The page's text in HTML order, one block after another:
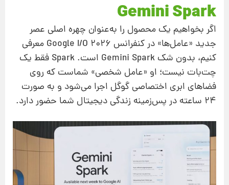
Gemini Spark
اگر بخواهیم یک محصول را به‌عنوان چهره‌ اصلی عصر
جدید «عامل‌ها» در کنفرانس Google I/O 2026 معرفی
کنیم، بدون شک Gemini Spark است. Spark فقط یک
چت‌بات نیست؛ او «عامل شخصی» شماست که روی
فضاهای ابری اختصاصی گوگل اجرا می‌شود و به صورت
۲۴ ساعته در پس‌زمینه زندگی دیجیتال شما حضور دارد.